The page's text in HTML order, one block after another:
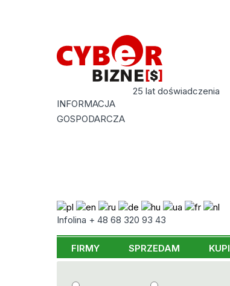
25 lat doświadczenia
INFORMACJA
GOSPODARCZA
Infolina + 48 68 320 93 43
FIRMY SPRZEDAM